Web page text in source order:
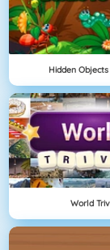
Hidden
World